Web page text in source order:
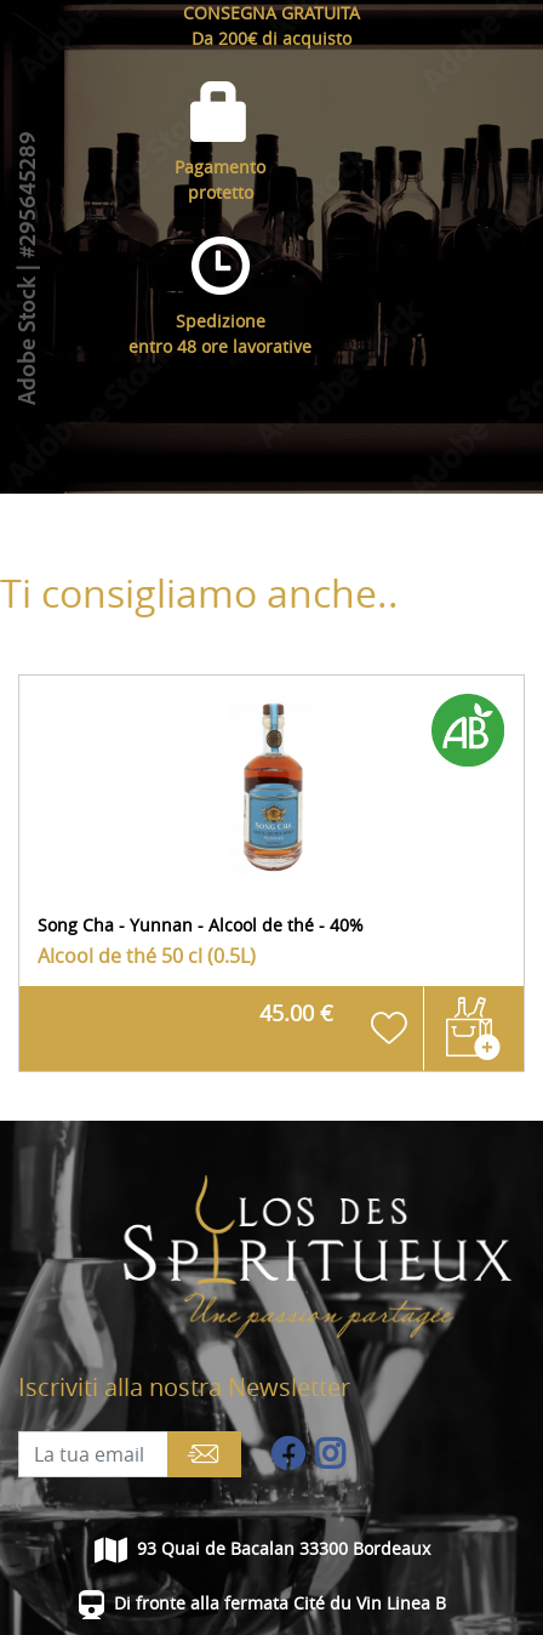
CONSEGNA GRATUITA
Da 200€ di acquisto
Pagamento
protetto
Spedizione
entro 48 ore lavorative
Ti consigliamo anche..
Song Cha - Yunnan - Alcool de thé - 40%
Alcool de thé 50 cl (0.5L)
45.00 €
Iscriviti alla nostra Newsletter
93 Quai de Bacalan 33300 Bordeaux
Di fronte alla fermata Cité du Vin Linea B